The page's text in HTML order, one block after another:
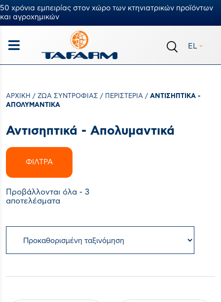
50 χρόνια εμπειρίας στον χώρο των κτηνιατρικών προϊόντων
και αγροχημικών
EL
ΑΡΧΙΚΉ / ΖΏΑ ΣΥΝΤΡΟΦΙΆΣ / ΠΕΡΙΣΤΈΡΙΑ / ΑΝΤΙΣΗΠΤΙΚΆ -
ΑΠΟΛΥΜΑΝΤΙΚΆ
Αντισηπτικά - Απολυμαντικά
ΦΊΛΤΡΑ
Προβάλλονται όλα - 3
αποτελέσματα